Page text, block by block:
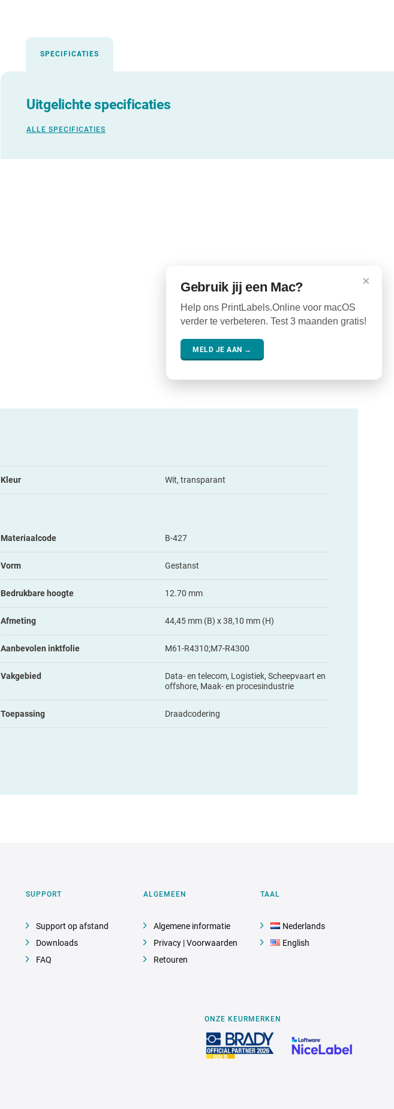
SPECIFICATIES
Uitgelichte specificaties
ALLE SPECIFICATIES
Kleur Wit, transparant
Materiaalcode B-427
Vorm Gestanst
Bedrukbare hoogte 12.70 mm
Afmeting 44,45 mm (B) x 38,10 mm (H)
Aanbevolen inktfolie M61-R4310;M7-R4300
Vakgebied
Data- en telecom, Logistiek, Scheepvaart en
offshore, Maak- en procesindustrie
Toepassing Draadcodering
SUPPORT
Support op afstand
Downloads
FAQ
ALGEMEEN
Algemene informatie
Privacy | Voorwaarden
Retouren
TAAL
Nederlands
English
ONZE KEURMERKEN
×
Gebruik jij een Mac?
Help ons PrintLabels.Online voor macOS
verder te verbeteren. Test 3 maanden gratis!
MELD JE AAN →